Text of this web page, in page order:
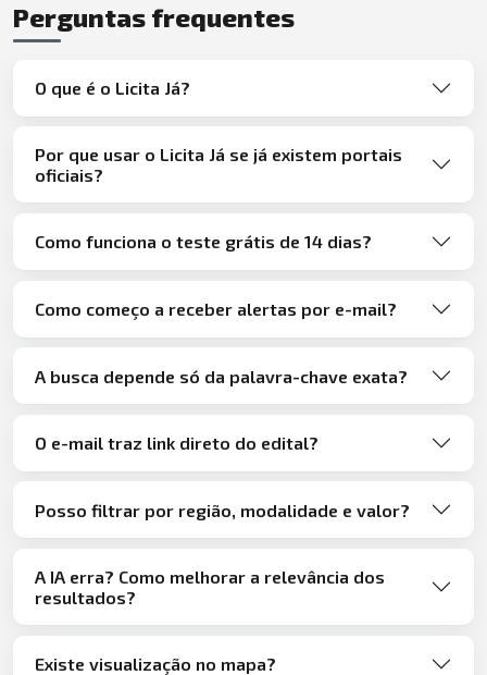
Perguntas frequentes
O que é o Licita Já?
Por que usar o Licita Já se já existem portais
oficiais?
Como funciona o teste grátis de 14 dias?
Como começo a receber alertas por e-mail?
A busca depende só da palavra-chave exata?
O e-mail traz link direto do edital?
Posso filtrar por região, modalidade e valor?
A IA erra? Como melhorar a relevância dos
resultados?
Existe visualização no mapa?